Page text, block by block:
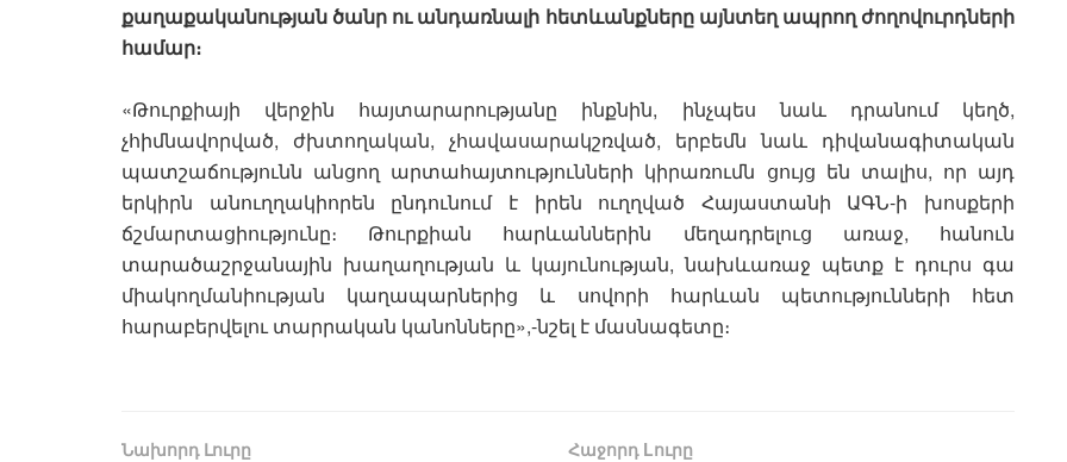
քաղաքականության ծանր ու անդառնալի հետևանքները այնտեղ ապրող ժողովուրդների
համար։
«Թուրքիայի վերջին հայտարարությանը ինքնին, ինչպես նաև դրանում կեղծ,
չհիմնավորված, ժխտողական, չհավասարակշռված, երբեմն նաև դիվանագիտական
պատշաճությունն անցող արտահայտությունների կիրառումն ցույց են տալիս, որ այդ
երկիրն անուղղակիորեն ընդունում է իրեն ուղղված Հայաստանի ԱԳՆ-ի խոսքերի
ճշմարտացիությունը։ Թուրքիան հարևաններին մեղադրելուց առաջ, հանուն
տարածաշրջանային խաղաղության և կայունության, նախևառաջ պետք է դուրս գա
միակողմանիության կաղապարներից և սովորի հարևան պետությունների հետ
հարաբերվելու տարրական կանոնները»,-նշել է մասնագետը։
Նախորդ Լուրը Հաջորդ Lուրը